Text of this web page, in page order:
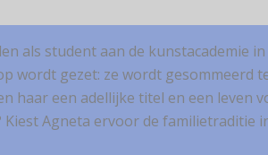
als student aan de kunstacademie
wordt gezet: ze wordt gesommeerd
haar een adellijke titel en een leven
Agneta ervoor de familietraditie